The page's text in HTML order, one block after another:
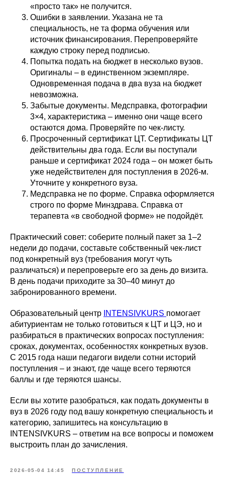
«просто так» не получится.
Ошибки в заявлении. Указана не та
специальность, не та форма обучения или
источник финансирования. Перепроверяйте
каждую строку перед подписью.
Попытка подать на бюджет в несколько вузов.
Оригиналы – в единственном экземпляре.
Одновременная подача в два вуза на бюджет
невозможна.
Забытые документы. Медсправка, фотографии
3×4, характеристика – именно они чаще всего
остаются дома. Проверяйте по чек-листу.
Просроченный сертификат ЦТ. Сертификаты ЦТ
действительны два года. Если вы поступали
раньше и сертификат 2024 года – он может быть
уже недействителен для поступления в 2026-м.
Уточните у конкретного вуза.
Медсправка не по форме. Справка оформляется
строго по форме Минздрава. Справка от
терапевта «в свободной форме» не подойдёт.
Практический совет: соберите полный пакет за 1–2
недели до подачи, составьте собственный чек-лист
под конкретный вуз (требования могут чуть
различаться) и перепроверьте его за день до визита.
В день подачи приходите за 30–40 минут до
забронированного времени.
Образовательный центр INTENSIVKURS помогает
абитуриентам не только готовиться к ЦТ и ЦЭ, но и
разбираться в практических вопросах поступления:
сроках, документах, особенностях конкретных вузов.
С 2015 года наши педагоги видели сотни историй
поступления – и знают, где чаще всего теряются
баллы и где теряются шансы.
Если вы хотите разобраться, как подать документы в
вуз в 2026 году под вашу конкретную специальность и
категорию, запишитесь на консультацию в
INTENSIVKURS – ответим на все вопросы и поможем
выстроить план до зачисления.
2026-05-04 14:45 ПОСТУПЛЕНИЕ